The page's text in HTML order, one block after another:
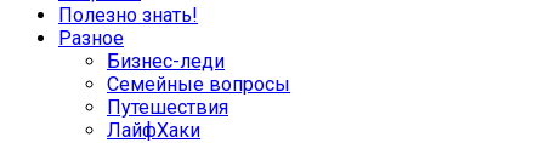
Полезно знать!
Разное
Бизнес-леди
Семейные вопросы
Путешествия
ЛайфХаки